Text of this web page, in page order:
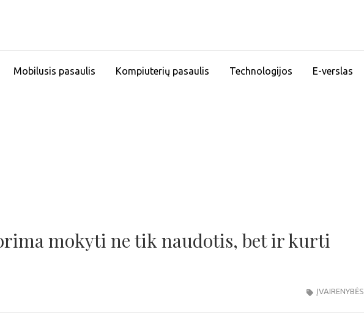
Mobilusis pasaulis Kompiuterių pasaulis Technologijos E-verslas
mokyti ne tik naudotis, bet ir kurti
ĮVAIRENYBĖS